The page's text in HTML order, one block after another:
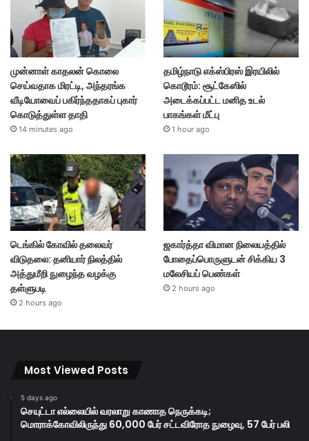
முன்னாள் காதலன் கொலை
செய்வதாக மிரட்டி, அந்தரங்க
வீடியோவைப் பகிர்ந்ததாகப் புகார்
கொடுத்துள்ள தாதி
14 minutes ago
தமிழ்நாடு எக்ஸ்பிரஸ் இரயிலில்
கொடூரம்: சூட்கேஸில்
அடைக்கப்பட்ட மனித உடல்
பாகங்கள் மீட்பு
1 hour ago
டெங்கில் கோவில் தலைவர்
விடுதலை: தனியார் நிலத்தில்
அத்துமீறி நுழைந்த வழக்கு
தள்ளுபடி
2 hours ago
ஜகார்த்தா விமான நிலையத்தில்
போதைப்பொருளுடன் சிக்கிய 3
மலேசியப் பெண்கள்
2 hours ago
Most Viewed Posts
5 days ago
செயுட்டா எல்லையில் வரலாறு காணாத நெருக்கடி;
மொராக்கோவிலிருந்து 60,000 பேர் சட்டவிரோத நுழைவு, 57 பேர் பலி